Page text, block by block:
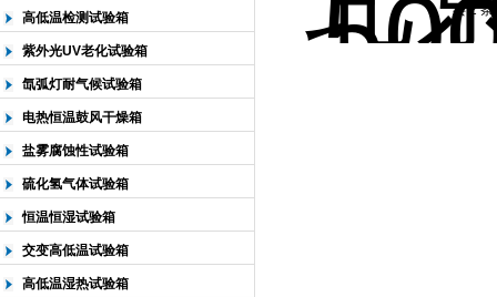
高低温检测试验箱
紫外光UV老化试验箱
氙弧灯耐气候试验箱
电热恒温鼓风干燥箱
盐雾腐蚀性试验箱
硫化氢气体试验箱
恒温恒湿试验箱
交变高低温试验箱
高低温湿热试验箱
共 2